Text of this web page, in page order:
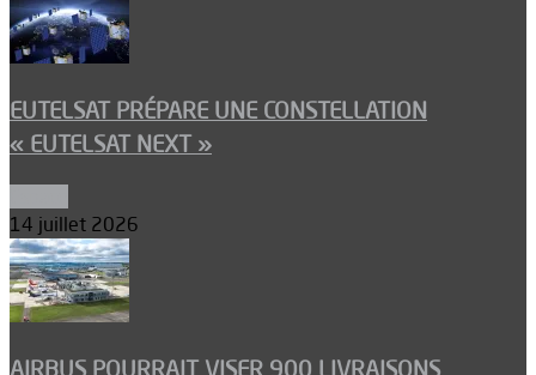
EUTELSAT PRÉPARE UNE CONSTELLATION
« EUTELSAT NEXT »
14 juillet 2026
AIRBUS POURRAIT VISER 900 LIVRAISONS